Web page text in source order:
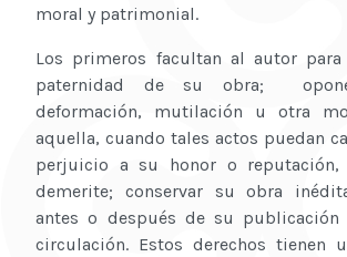
moral y patrimonial.
Los primeros facultan al autor
paternidad de su obra;
deformación, mutilación u otra
aquella, cuando tales actos puedan
perjuicio a su honor o
demerite; conservar su obra
antes o después de su
circulación. Estos derechos tienen